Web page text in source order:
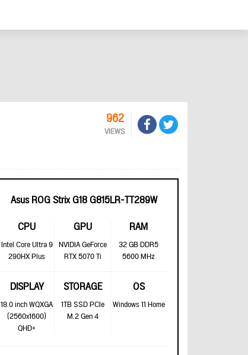
962
VIEWS
Asus ROG Strix G18 G815LR-TT289W
CPU
Intel Core Ultra 9
290HX Plus
GPU
NVIDIA GeForce
RTX 5070 Ti
RAM
32 GB DDR5
5600 MHz
DISPLAY
18.0 inch WQXGA
(2560x1600)
QHD+
STORAGE
1TB SSD PCIe
M.2 Gen 4
OS
Windows 11 Home